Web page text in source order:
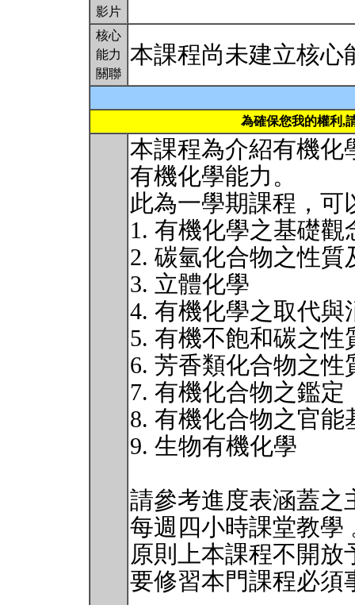
影片
核心
能力
關聯
本課程尚未建立核心
為確保您我的權利,
本課程為介紹有機化
有機化學能力。
此為一學期課程，可
1. 有機化學之基礎觀
2. 碳氫化合物之性質
3. 立體化學
4. 有機化學之取代與
5. 有機不飽和碳之性
6. 芳香類化合物之性
7. 有機化合物之鑑定
8. 有機化合物之官
9. 生物有機化學
請參考進度表涵蓋之
每週四小時課堂教學
原則上本課程不開
要修習本門課程必須